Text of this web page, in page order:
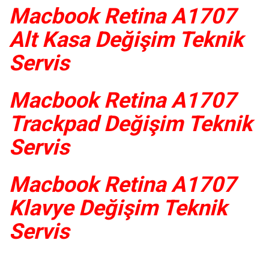
Macbook Retina A1707
Alt Kasa Değişim Teknik
Servis
Macbook Retina A1707
Trackpad Değişim Teknik
Servis
Macbook Retina A1707
Klavye Değişim Teknik
Servis